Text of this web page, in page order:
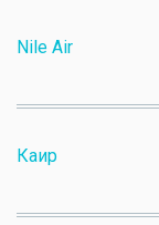
Nile Air
Каир